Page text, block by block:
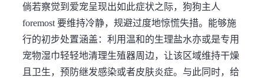
倘若察觉到爱宠呈现出如此症状之际，狗狗主人
foremost 要维持冷静，规避过度地惊慌失措。能够施
行的初步处置涵盖：利用温和的生理盐水亦或是专用
宠物湿巾轻轻地清理生殖器周边，让该区域维持干燥
且卫生，预防继发感染或者皮肤炎症。与此同时，给